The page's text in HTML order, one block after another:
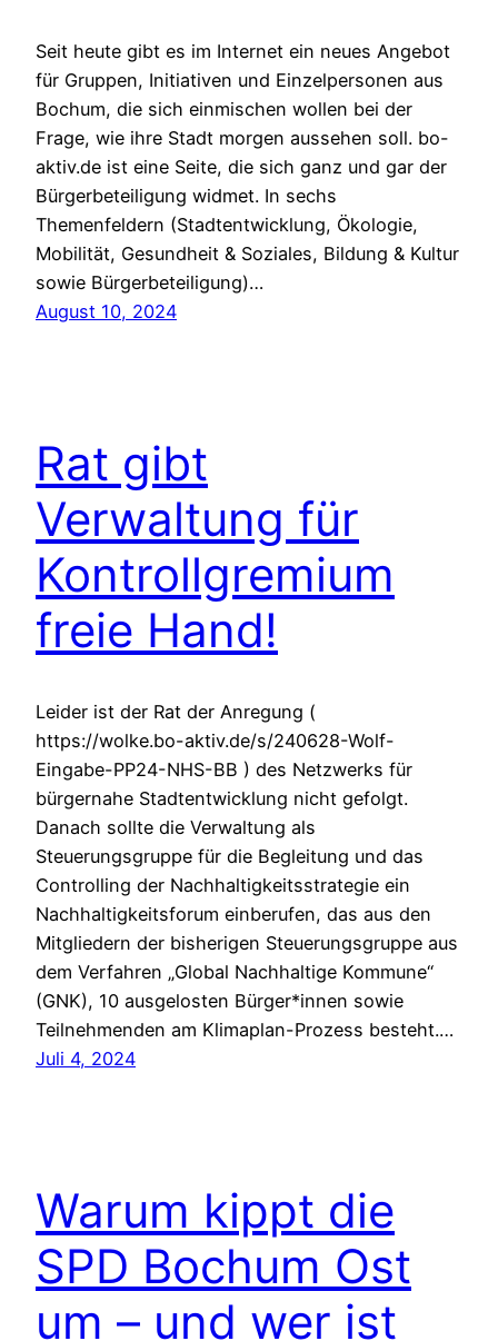
Seit heute gibt es im Internet ein neues Angebot
für Gruppen, Initiativen und Einzelpersonen aus
Bochum, die sich einmischen wollen bei der
Frage, wie ihre Stadt morgen aussehen soll. bo-
aktiv.de ist eine Seite, die sich ganz und gar der
Bürgerbeteiligung widmet. In sechs
Themenfeldern (Stadtentwicklung, Ökologie,
Mobilität, Gesundheit & Soziales, Bildung & Kultur
sowie Bürgerbeteiligung)…
August 10, 2024
Rat gibt
Verwaltung für
Kontrollgremium
freie Hand!
Leider ist der Rat der Anregung (
https://wolke.bo-aktiv.de/s/240628-Wolf-
Eingabe-PP24-NHS-BB ) des Netzwerks für
bürgernahe Stadtentwicklung nicht gefolgt.
Danach sollte die Verwaltung als
Steuerungsgruppe für die Begleitung und das
Controlling der Nachhaltigkeitsstrategie ein
Nachhaltigkeitsforum einberufen, das aus den
Mitgliedern der bisherigen Steuerungsgruppe aus
dem Verfahren „Global Nachhaltige Kommune“
(GNK), 10 ausgelosten Bürger*innen sowie
Teilnehmenden am Klimaplan-Prozess besteht.…
Juli 4, 2024
Warum kippt die
SPD Bochum Ost
um – und wer ist